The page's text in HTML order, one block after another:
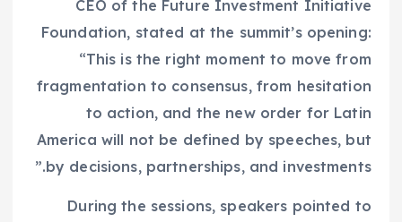
CEO of the Future Investment Initiative
Foundation, stated at the summit’s opening:
“This is the right moment to move from
fragmentation to consensus, from hesitation
to action, and the new order for Latin
America will not be defined by speeches, but
by decisions, partnerships, and investments.”
During the sessions, speakers pointed to